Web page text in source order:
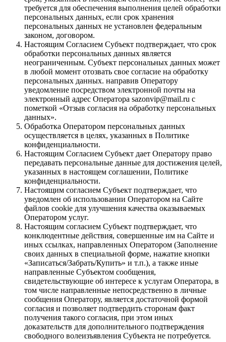
требуется для обеспечения выполнения целей обработки
персональных данных, если срок хранения
персональных данных не установлен федеральным
законом, договором.
Настоящим Согласием Субъект подтверждает, что срок
обработки персональных данных является
неограниченным. Субъект персональных данных может
в любой момент отозвать свое согласие на обработку
персональных данных. направив Оператору
уведомление посредством электронной почты на
электронный адрес Оператора sazonvip@mail.ru с
пометкой «Отзыв согласия на обработку персональных
данных».
Обработка Оператором персональных данных
осуществляется в целях, указанных в Политике
конфиденциальности.
Настоящим Согласием Субъект дает Оператору право
передавать персональные данные для достижения целей,
указанных в настоящем соглашении, Политике
конфиденциальности.
Настоящим согласием Субъект подтверждает, что
уведомлен об использовании Оператором на Сайте
файлов cookie для улучшения качества оказываемых
Оператором услуг.
Настоящим согласием Субъект подтверждает, что
конклюдентные действия, совершенные им на Сайте и
иных ссылках, направленных Оператором (Заполнение
своих данных в специальной форме, нажатие кнопки
«Записаться/Забрать/Купить» и т.п.), а также иные
направленные Субъектом сообщения,
свидетельствующие об интересе к услугам Оператора, в
том числе направленные непосредственно в личные
сообщения Оператору, является достаточной формой
согласия и позволяет подтвердить сторонам факт
получения такого согласия, при этом иных
доказательств для дополнительного подтверждения
свободного волеизъявления Субъекта не потребуется.